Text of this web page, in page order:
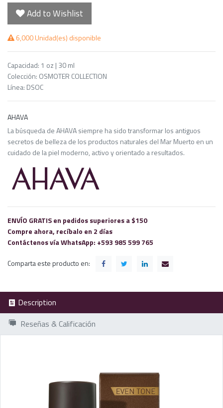
Add to Wishlist
6,000 Unidad(es) disponible
Capacidad: 1 oz | 30 ml
Colección: OSMOTER COLLECTION
Línea: DSOC
AHAVA
La búsqueda de AHAVA siempre ha sido transformar los antiguos
secretos de belleza de los productos naturales del Mar Muerto en un
cuidado de la piel moderno, activo y orientado a resultados.
ENVÍO GRATIS en pedidos superiores a $150
Compre ahora, recíbalo en 2 días
Contáctenos víaWhatsApp: +593 985 599 765
Comparta este producto en:
Description
Reseñas & Calificación